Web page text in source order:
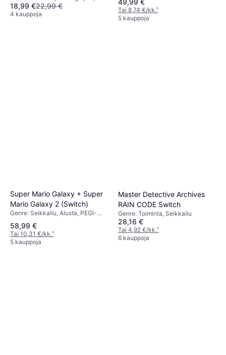
PEGI-ikärajaus: 7
18,99 €22,99 €
4 kauppoja
49,99 €
Tai 8,74 €/kk.¹
5 kauppoja
Super Mario Galaxy + Super
Mario Galaxy 2 (Switch)
Genre: Seikkailu, Alusta, PEGI-
58,99 €
Tai 10,31 €/kk.¹
5 kauppoja
Master Detective Archives
RAIN CODE Switch
Genre: Toiminta, Seikkailu
28,16 €
Tai 4,92 €/kk.¹
6 kauppoja